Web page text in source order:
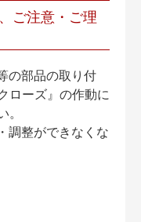
ご注意・ご理
の部品の取り付
ローズ』の作動に
調整ができなくな